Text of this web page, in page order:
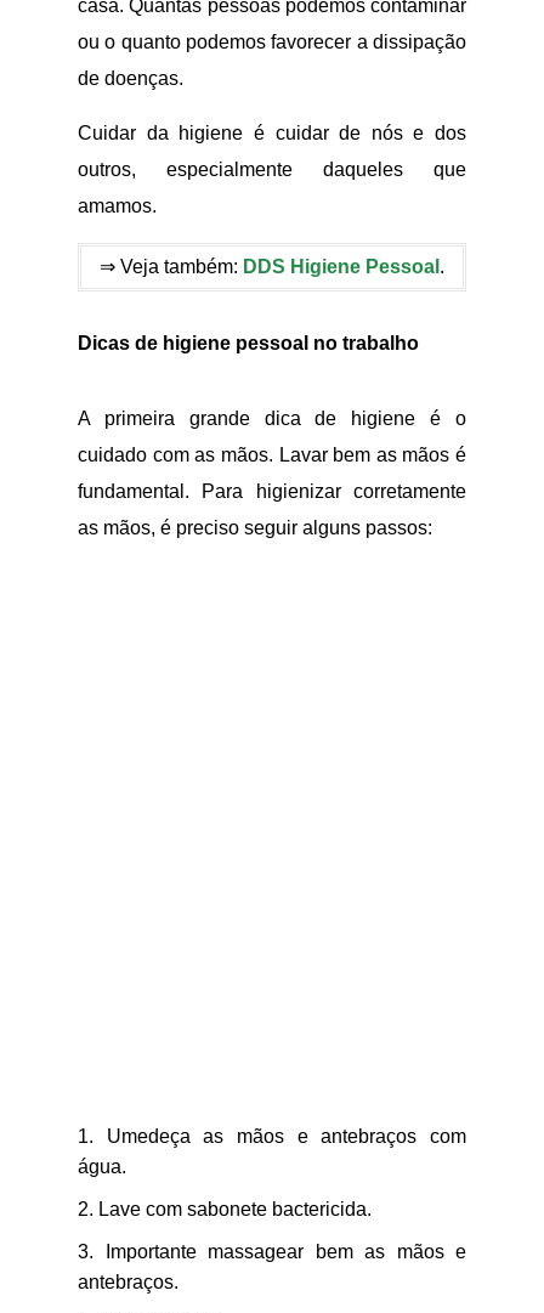
casa. Quantas pessoas podemos contaminar
ou o quanto podemos favorecer a dissipação
de doenças.
Cuidar da higiene é cuidar de nós e dos
outros, especialmente daqueles que
amamos.
⇒ Veja também: DDS Higiene Pessoal .
Dicas de higiene pessoal no trabalho
A primeira grande dica de higiene é o
cuidado com as mãos. Lavar bem as mãos é
fundamental. Para higienizar corretamente
as mãos, é preciso seguir alguns passos:
Umedeça as mãos e antebraços com
água.
Lave com sabonete bactericida.
Importante massagear bem as mãos e
antebraços.